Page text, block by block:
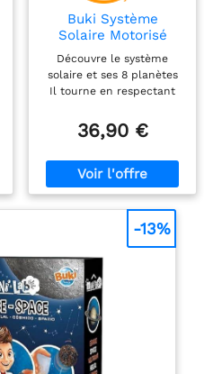
Buki Système
Solaire Motorisé
Découvre le système
solaire et ses 8 planètes
Il tourne en respectant
sur une durée de 35
minutes Le soleil s'éclaire
Transforme ton modèle
en plaçant la Terre et la
éclipses avec la lampe
incluse Dès 8 ans
36,90 €
-13%